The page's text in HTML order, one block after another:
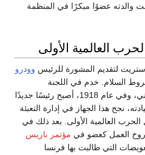
عضوًا مبكرًا في المنظمة
العالمية الأولى
وودرو
خدم في اللجنة
الاستشارية لمجلس الدفاع الوطني، وفي عام 1918، أصبح رئيسًا جديدًا
نجح هذا الجهاز في إدارة التعبئة
العالمية الأولى. بعد ذلك في
مؤتمر باريس
التي طالبت بها فرنسا